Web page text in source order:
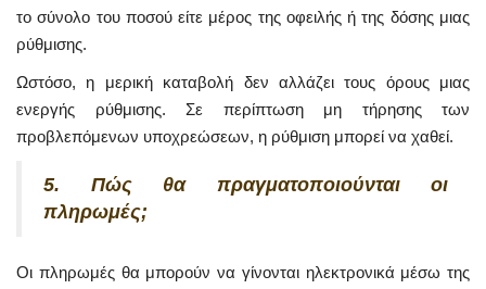
το σύνολο του ποσού είτε μέρος της οφειλής ή της δόσης μιας
ρύθμισης.
Ωστόσο, η μερική καταβολή δεν αλλάζει τους όρους μιας
ενεργής ρύθμισης. Σε περίπτωση μη τήρησης των
προβλεπόμενων υποχρεώσεων, η ρύθμιση μπορεί να χαθεί.
5. Πώς θα πραγματοποιούνται οι
πληρωμές;
Οι πληρωμές θα μπορούν να γίνονται ηλεκτρονικά μέσω της